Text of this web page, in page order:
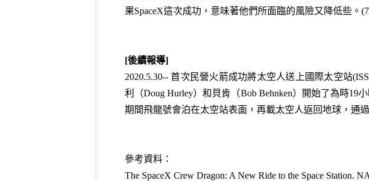
果SpaceX這次成功，意味著他們所面臨的風險又降低些。
[後續報導]
2020.5.30-- 首次民營火箭成功將太空人送上國際太空站
利（Doug Hurley）和貝肯（Bob Behnken）開始了為時
期間飛龍號會泊在太空站表面，再載太空人返回地球，通
參考資料：
The SpaceX Crew Dragon: A New Ride to the Space Station.